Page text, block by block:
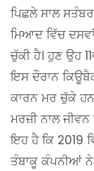
ਪਿਛਲੇ ਸਾਲ
ਮਿਆਦ ਵਿੱਚ
ਚੁੱਕੀ ਹੈ। ਹੁਣ ਉਹ
ਇਸ ਦੌਰਾਨ
ਕਾਰਨ ਮਰ ਚੁੱਕੇ
ਮਰਜ਼ੀ ਨਾਲ
ਇਹ ਹੈ ਕਿ 2019
ਤੰਬਾਕੂ ਕੰਪਨੀਆਂ ਨੇ